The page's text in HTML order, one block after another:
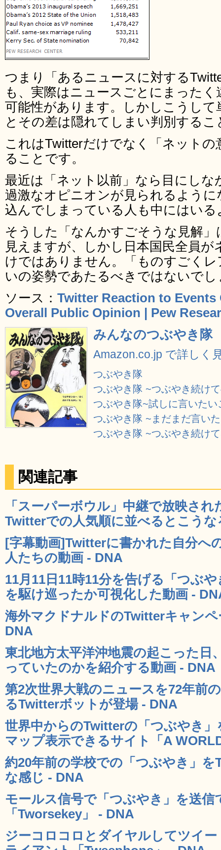
つまり「あるニュースに対する
も、実際はニュースごとにまった
可能性があります。しかしこうし
とその差は隠れてしまい判別する
これはTwitterだけでなく「ネット
ることです。
最近は「ネット以前」なら目にし
過激なオピニオンが見られるよう
込んでしまっている人も中にはいる
そうした「なんかすごそうな見解
見えますが、しかし日本国民全員
けではありません。「ものすごく
いの姿勢であたるべきではないでし
ソース： Twitter Reaction to
Overall Public Opinion | Pew
みんなのつぶやき隊
Amazon.co.jp で詳しく
つぶやき隊
つぶやき隊 ~つぶやき続け
つぶやき隊~試しに言いた
つぶやき隊 ~まだまだ言い
つぶやき隊 ~つぶやき続け
関連記事
「スーパーボウル」中継で放映され
Twitterでの人気順に並べるとこうな
[字幕動画]Twitterに書かれた自分へ
人たちの動画 - DNA
11月11日11時11分を告げる「つぶ
を駆け巡ったか可視化した動画 -
海外マクドナルドのTwitterキャン
DNA
東北地方太平洋沖地震の起こった日
っていたのかを紹介する動画 - DNA
第2次世界大戦のニュースを72年前
るTwitterボットが登場 - DNA
世界中からのTwitterの「つぶやき
マップ表示できるサイト「A
約20年前の学校での「つぶやき」
な感じ - DNA
モールス信号で「つぶやき」を送
「Tworsekey」 - DNA
ジーコロコロとダイヤルしてツイ